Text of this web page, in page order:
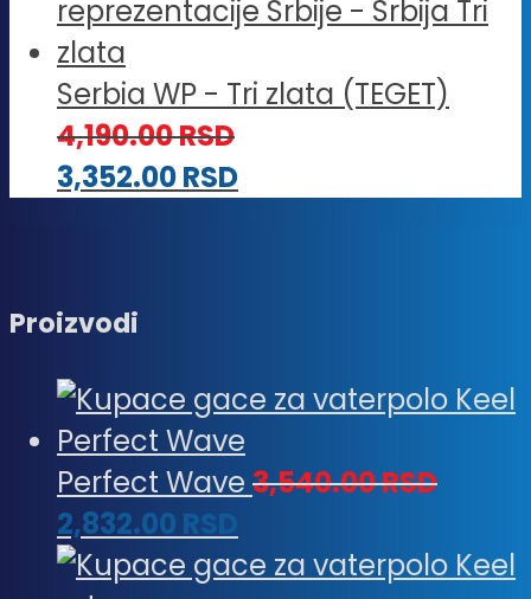
Serbia WP - Tri zlata (TEGET)
4,190.00RSD
3,352.00RSD
Proizvodi
Perfect Wave 3,540.00RSD
2,832.00 RSD